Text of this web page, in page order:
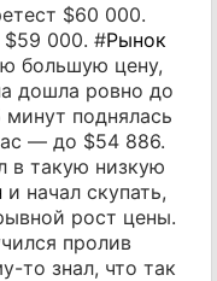
$60 000.
$59 000. #Рынок
большую цену,
дошла ровно до
поднялась
— до $54 886.
в такую низкую
и начал скупать,
рост цены.
пролив
то знал, что так